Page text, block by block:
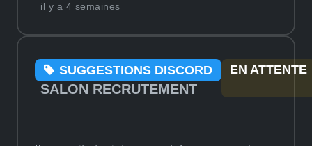
il y a 4 semaines
SUGGESTIONS DISCORD
SALON RECRUTEMENT
EN ATTENTE